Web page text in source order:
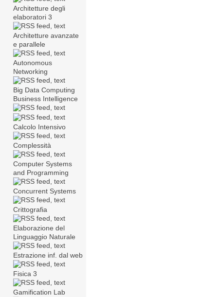
Architetture degli
elaboratori 3
Architetture avanzate
e parallele
Autonomous
Networking
Big Data Computing
Business Intelligence
Calcolo Intensivo
Complessità
Computer Systems
and Programming
Concurrent Systems
Crittografia
Elaborazione del
Linguaggio Naturale
Estrazione inf. dal web
Fisica 3
Gamification Lab